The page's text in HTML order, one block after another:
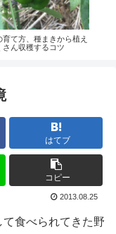
育て方、種まきから植え
さん収穫するコツ
はてブ
コピー
2013.08.25
て食べられてきた野